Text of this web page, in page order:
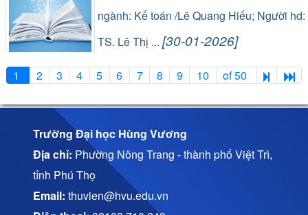
ngành: Kế toán /Lê Quang Hiếu; Người hd:
TS. Lê Thị ... [30-01-2026]
(1) (Lượt lưu thông:0) (1) (Lượt truy cập:20)
1 2 3 4 5 6 7 8 9 10 of 50
Trường Đại học Hùng Vương
Địa chỉ: Phường Nông Trang - thành phố Việt Trì,
tỉnh Phú Thọ
Email: thuvien@hvu.edu.vn